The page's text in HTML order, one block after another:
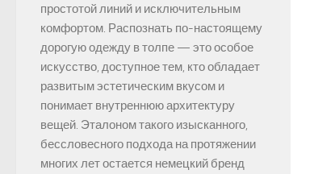
простотой линий и исключительным
комфортом. Распознать по-настоящему
дорогую одежду в толпе — это особое
искусство, доступное тем, кто обладает
развитым эстетическим вкусом и
понимает внутреннюю архитектуру
вещей. Эталоном такого изысканного,
бессловесного подхода на протяжении
многих лет остается немецкий бренд